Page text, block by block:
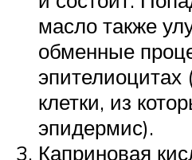
масло также
обменные
эпителиоцитах
клетки, из
эпидермис).
Каприновая